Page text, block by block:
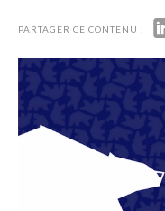
PARTAGER CE CONTENU :